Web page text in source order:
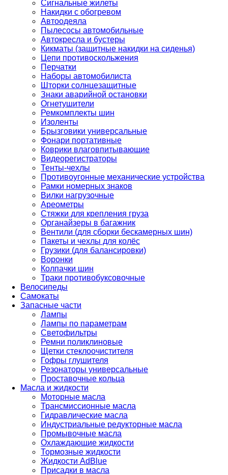
Сигнальные жилеты
Накидки с обогревом
Автоодеяла
Пылесосы автомобильные
Автокресла и бустеры
Кикматы (защитные накидки на сиденья)
Цепи противоскольжения
Перчатки
Наборы автомобилиста
Шторки солнцезащитные
Знаки аварийной остановки
Огнетушители
Ремкомплекты шин
Изоленты
Брызговики универсальные
Фонари портативные
Коврики влаговпитывающие
Видеорегистраторы
Тенты-чехлы
Противоугонные механические устройства
Рамки номерных знаков
Вилки нагрузочные
Ареометры
Стяжки для крепления груза
Органайзеры в багажник
Вентили (для сборки бескамерных шин)
Пакеты и чехлы для колёс
Грузики (для балансировки)
Воронки
Колпачки шин
Траки противобуксовочные
Велосипеды
Самокаты
Запасные части
Лампы
Лампы по параметрам
Светофильтры
Ремни поликлиновые
Щетки стеклоочистителя
Гофры глушителя
Резонаторы универсальные
Проставочные кольца
Масла и жидкости
Моторные масла
Трансмиссионные масла
Гидравлические масла
Индустриальные редукторные масла
Промывочные масла
Охлаждающие жидкости
Тормозные жидкости
Жидкости AdBlue
Присадки в масла